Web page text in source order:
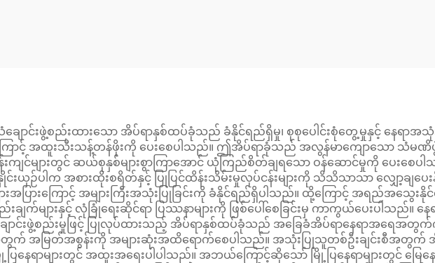
ောင်းဖွဲ့စည်းထားသော အိပ်ရာနှစ်ထပ်ခုံသည် ခံနိုင်ရည်ရှိမှု၊ စုစုပေါင်းစုံတွေ့မှုနှင့် နေရာအ
ကြောင့် အထူးသီးသန့်တန်ဖိုးကို ပေးစေပါသည်။ ဤအိပ်ရာခုံသည် အလွန်မာကျောသော သံမဏိ
ျင်များတွင် ဆယ်စုနှစ်များစွာကြာအောင် ယုံကြည်စိတ်ချရသော ဝန်ဆောင်မှုကို ပေးစေပါ
င်းယှဉ်ပါက အစားထိုးစရိတ်နှင့် ပြုပြင်ထိန်းသိမ်းမှုလုပ်ငန်းများကို သိသိသာသာ လျှော့ချပ
အပြားကြောင့် အများကြီးအသုံးပြုခြင်းကို ခံနိုင်ရည်ရှိပါသည်။ ထို့ကြောင့် အရည်အသွေးနို
ျက်များနှင့် လုံခြုံရေးဆိုင်ရာ ပြဿနာများကို ဖြစ်ပေါ်စေခြင်းမှ ကာကွယ်ပေးပါသည်။
ာင်းဖွဲ့စည်းမှုဖြင့် ပြုလုပ်ထားသည့် အိပ်ရာနှစ်ထပ်ခုံသည် အခြေခံအိပ်ရာနေရာအရေအတွက်
က် အမြတ်အစွန်းကို အများဆုံးအထိရောက်စေပါသည်။ အသုံးပြုသူတစ်ဦးချင်းစီအတွက် အိပ်
နေရာများတွင် အထူးအရေးပါပါသည်။ အဘယ်ကြောင့်ဆိုသော် မြို့ပြနေရာများတွင် မြေန